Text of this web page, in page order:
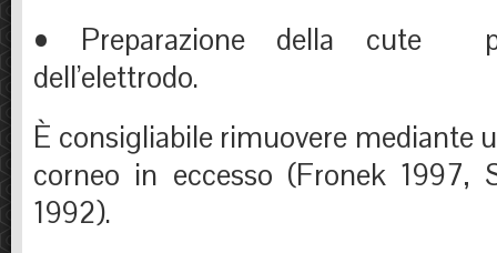
• Preparazione della cute
dell’elettrodo.
È consigliabile rimuovere mediante
corneo in eccesso (Fronek 1997,
1992).